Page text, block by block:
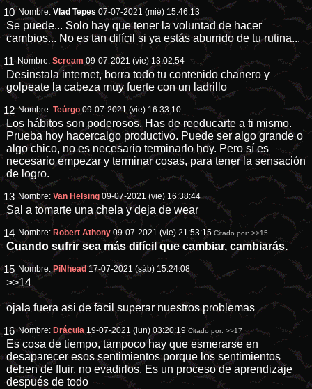
10 Nombre:Vlad Tepes 07-07-2021 (mié) 15:46:13
Se puede... Solo hay que tener la voluntad de hacer
cambios... No es tan difícil si ya estás aburrido de tu rutina...
11 Nombre:Scream 09-07-2021 (vie) 13:02:54
Desinstala internet, borra todo tu contenido chanero y
golpeate la cabeza muy fuerte con un ladrillo
12 Nombre:Teúrgo 09-07-2021 (vie) 16:33:10
Los hábitos son poderosos. Has de reeducarte a ti mismo.
Prueba hoy hacercalgo productivo. Puede ser algo grande o
algo chico, no es necesario terminarlo hoy. Pero sí es
necesario empezar y terminar cosas, para tener la sensación
de logro.
13 Nombre:Van Helsing 09-07-2021 (vie) 16:38:44
Sal a tomarte una chela y deja de wear
14 Nombre: Robert Athony 09-07-2021 (vie) 21:53:15 Citado por:>>15
Cuando sufrir sea más difícil que cambiar, cambiarás.
15 Nombre:PiNhead 17-07-2021 (sáb) 15:24:08
>>14
ojala fuera asi de facil superar nuestros problemas
16 Nombre: Drácula 19-07-2021 (lun) 03:20:19 Citado por:>>17
Es cosa de tiempo, tampoco hay que esmerarse en
desaparecer esos sentimientos porque los sentimientos
deben de fluir, no evadirlos. Es un proceso de aprendizaje
después de todo